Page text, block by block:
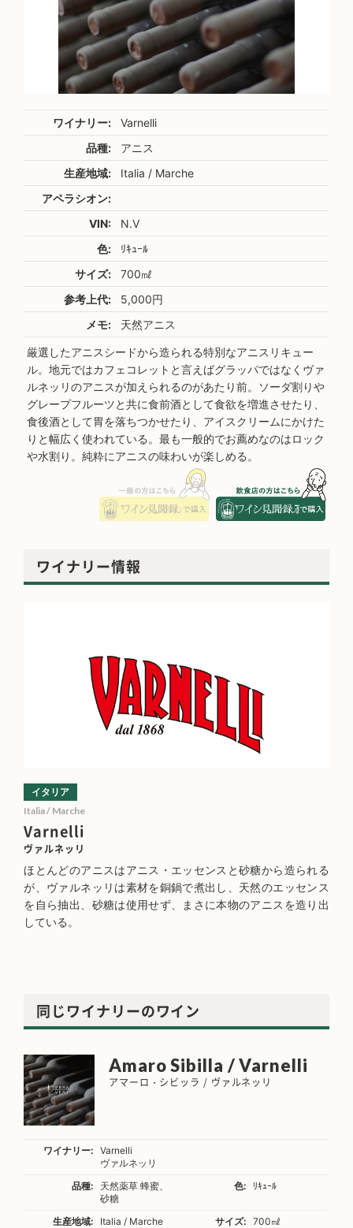
ワイナリー:
Varnelli
品種:
アニス
生産地域:
Italia / Marche
アペラシオン:
VIN:
N.V
色:
ﾘｷｭｰﾙ
サイズ:
700㎖
参考上代:
5,000円
メモ:
天然アニス
厳選したアニスシードから造られる特別なアニスリキュー
ル。地元ではカフェコレットと言えばグラッパではなくヴァ
ルネッリのアニスが加えられるのがあたり前。ソーダ割りや
グレープフルーツと共に食前酒として食欲を増進させたり、
食後酒として胃を落ちつかせたり、アイスクリームにかけた
りと幅広く使われている。最も一般的でお薦めなのはロック
や水割り。純粋にアニスの味わいが楽しめる。
ワイナリー情報
Varnelli
ヴァルネッリ
イタリア
Italia / Marche
ほとんどのアニスはアニス・エッセンスと砂糖から造られる
が、ヴァルネッリは素材を銅鍋で煮出し、天然のエッセンス
を自ら抽出、砂糖は使用せず、まさに本物のアニスを造り出
している。
同じワイナリーのワイン
Amaro Sibilla / Varnelli
アマーロ・シビッラ / ヴァルネッリ
ワイナリー:
Varnelli
ヴァルネッリ
品種:
天然薬草 蜂蜜、
砂糖
色: ﾘｷｭｰﾙ
生産地域: Italia / Marche サイズ: 700㎖